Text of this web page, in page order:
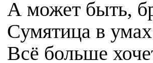
А может быть,
Сумятица в
Всё больше